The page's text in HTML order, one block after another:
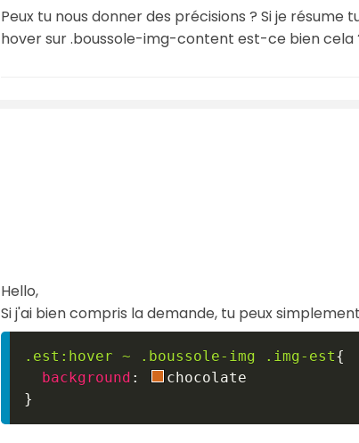
Peux tu nous donner des précisions ? Si je
hover sur .boussole-img-content est-ce bien cela
Hello,
Si j'ai bien compris la demande, tu peux
.est :hover ~ .boussole-img .img-est{
background :
chocolate
}